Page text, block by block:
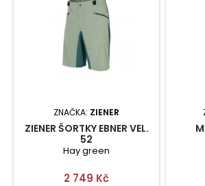
ZNAČKA: ZIENER
ZIENER ŠORTKY EBNER VEL.
52
Hay green
Cena
2 749 Kč